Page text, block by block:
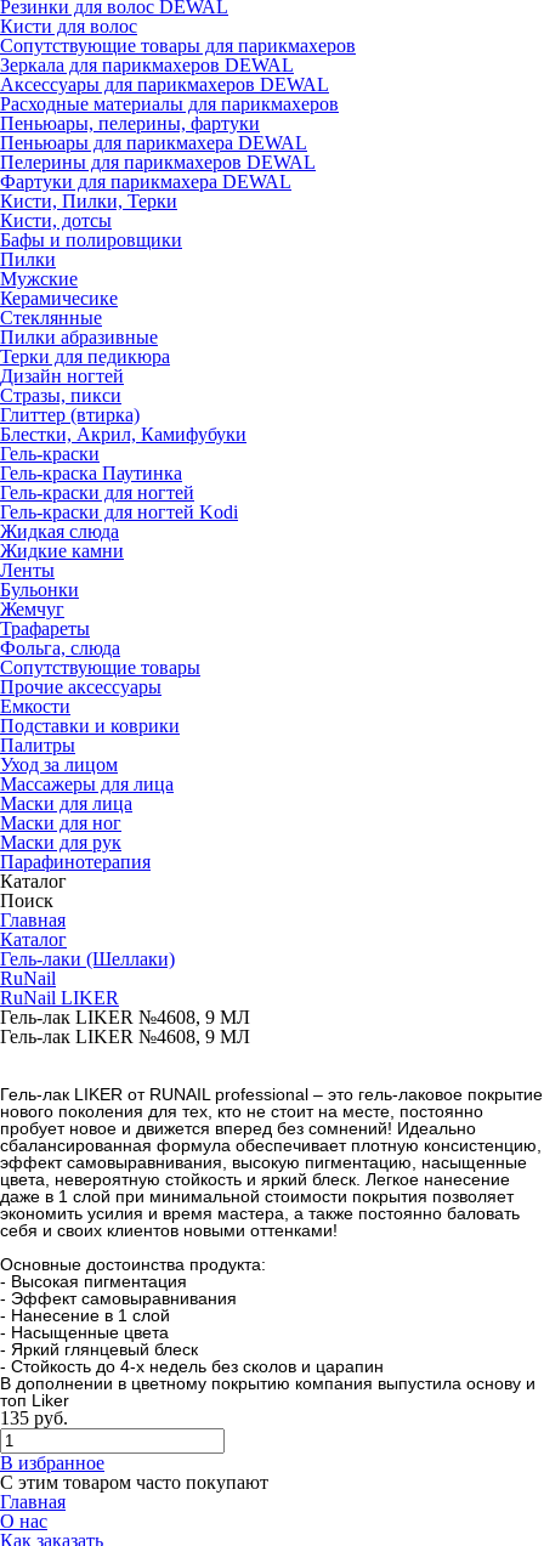
Резинки для волос DEWAL
Кисти для волос
Сопутствующие товары для парикмахеров
Зеркала для парикмахеров DEWAL
Аксессуары для парикмахеров DEWAL
Расходные материалы для парикмахеров
Пеньюары, пелерины, фартуки
Пеньюары для парикмахера DEWAL
Пелерины для парикмахеров DEWAL
Фартуки для парикмахера DEWAL
Кисти, Пилки, Терки
Кисти, дотсы
Бафы и полировщики
Пилки
Мужские
Керамичесике
Стеклянные
Пилки абразивные
Терки для педикюра
Дизайн ногтей
Стразы, пикси
Глиттер (втирка)
Блестки, Акрил, Камифубуки
Гель-краски
Гель-краска Паутинка
Гель-краски для ногтей
Гель-краски для ногтей Kodi
Жидкая слюда
Жидкие камни
Ленты
Бульонки
Жемчуг
Трафареты
Фольга, слюда
Сопутствующие товары
Прочие аксессуары
Емкости
Подставки и коврики
Палитры
Уход за лицом
Массажеры для лица
Маски для лица
Маски для ног
Маски для рук
Парафино­терапия
Каталог
Поиск
Главная
Каталог
Гель-лаки (Шеллаки)
RuNail
RuNail LIKER
Гель-лак LIKER №4608, 9 МЛ
Гель-лак LIKER №4608, 9 МЛ
Гель-лак LIKER от RUNAIL professional – это гель-лаковое покрытие
нового поколения для тех, кто не стоит на месте, постоянно
пробует новое и движется вперед без сомнений! Идеально
сбалансированная формула обеспечивает плотную консистенцию,
эффект самовыравнивания, высокую пигментацию, насыщенные
цвета, невероятную стойкость и яркий блеск. Легкое нанесение
даже в 1 слой при минимальной стоимости покрытия позволяет
экономить усилия и время мастера, а также постоянно баловать
себя и своих клиентов новыми оттенками!
Основные достоинства продукта:
- Высокая пигментация
- Эффект самовыравнивания
- Нанесение в 1 слой
- Насыщенные цвета
- Яркий глянцевый блеск
- Стойкость до 4-х недель без сколов и царапин
В дополнении в цветному покрытию компания выпустила основу и
топ Liker
135 руб.
В избранное
С этим товаром часто покупают
Главная
О нас
Как заказать